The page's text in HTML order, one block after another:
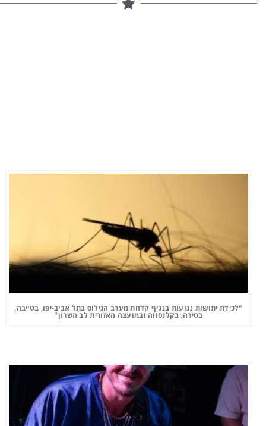
"לכידת יתושות נגועות בנגיף קדחת מערב הנילוס בתל אביב-יפו, בטייבה,
בטירה, בקלנסווה ובמועצה האזורית לב השרון"